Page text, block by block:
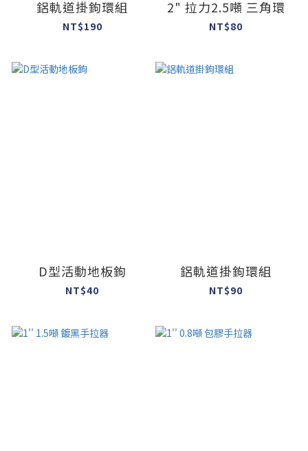
鋁軌道掛鉤環組
NT$190
2" 拉力2.5噸 三角環
NT$80
D型活動地板鉤
NT$40
鋁軌道掛鉤環組
NT$90